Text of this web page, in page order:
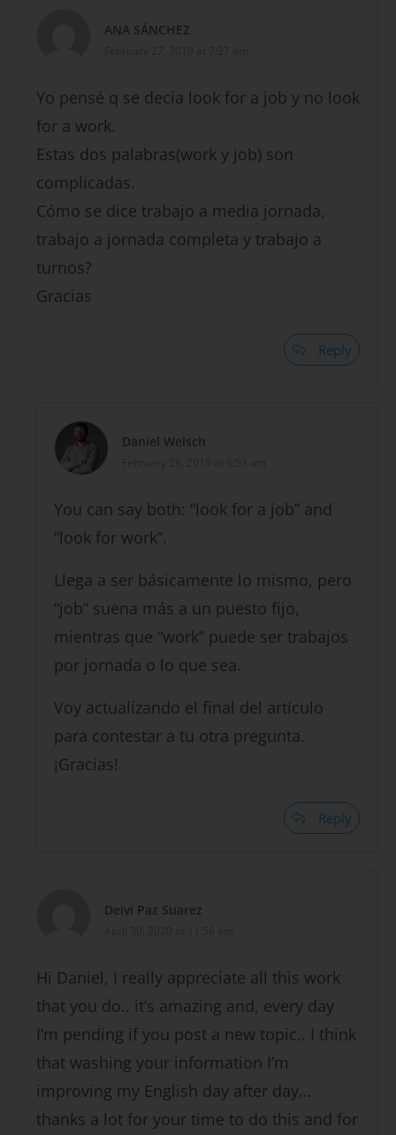
ANA SÁNCHEZ
Yo pensé q se decia look for a job y no look
for a work.
Estas dos palabras(work y job) son
complicadas.
Cómo se dice trabajo a media jornada,
trabajo a jornada completa y trabajo a
turnos?
Gracias
Reply
Daniel Welsch
You can say both: “look for a job” and
“look for work”.
Llega a ser básicamente lo mismo, pero
“job” suena más a un puesto fijo,
mientras que “work” puede ser trabajos
por jornada o lo que sea.
Voy actualizando el final del artículo
para contestar a tu otra pregunta.
¡Gracias!
Reply
Deivi Paz Suarez
Hi Daniel, I really appreciate all this work
that you do.. it’s amazing and, every day
I’m pending if you post a new topic.. I think
that washing your information I’m
improving my English day after day…
thanks a lot for your time to do this and for